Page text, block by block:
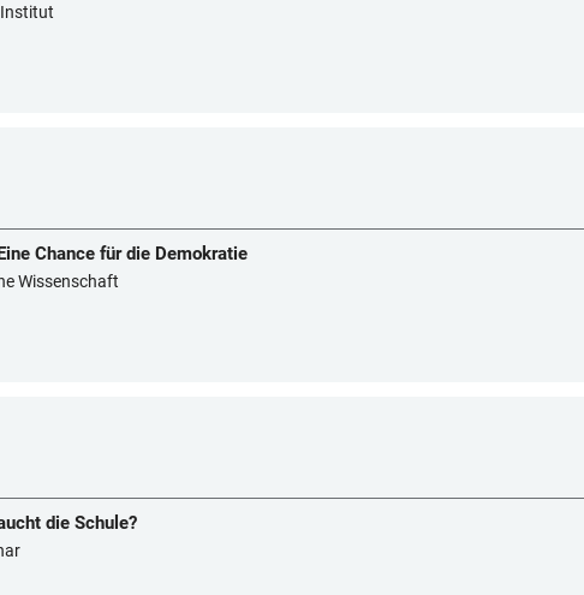
Institut
Chance für die Demokratie
Wissenschaft
die Schule?